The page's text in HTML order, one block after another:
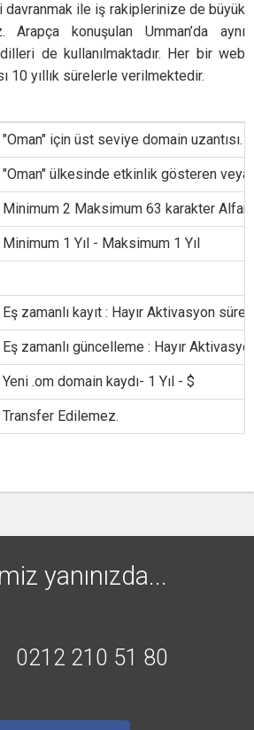
ile iş rakiplerinize de büyük
konuşulan Umman’da aynı
de kullanılmaktadır. Her bir web
10 yıllık sürelerle verilmektedir.
"Oman" için üst seviye domain uzantısı.
"Oman" ülkesinde etkinlik gösteren veya
Minimum 2 Maksimum 63 karakter
Minimum 1 Yıl - Maksimum 1 Yıl
Eş zamanlı kayıt : Hayır Aktivasyon
Eş zamanlı güncelleme : Hayır
Yeni .om domain kaydı- 1 Yıl - $
Transfer Edilemez.
yanınızda...
0212 210 51 80